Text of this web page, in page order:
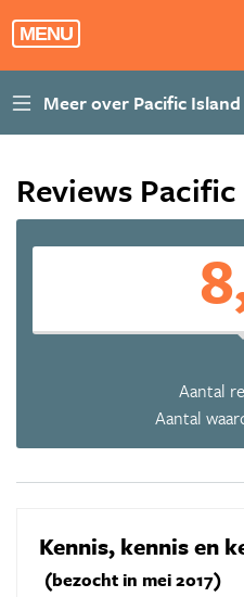
MENU
Reviews
Aantal
Aantal
Kennis, kennis en
(bezocht in mei 2017)